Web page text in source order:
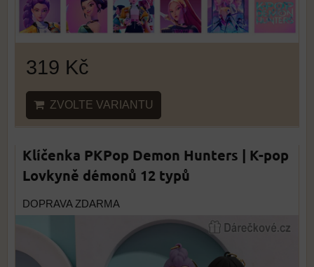
319 Kč
ZVOLTE VARIANTU
Klíčenka PKPop Demon Hunters | K-pop
Lovkyně démonů 12 typů
DOPRAVA ZDARMA